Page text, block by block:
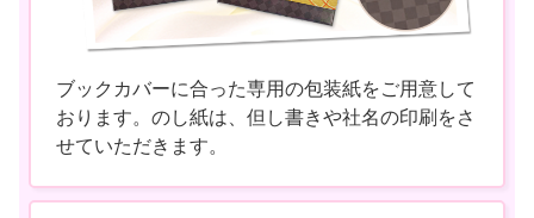
ブックカバーに合った専用の包装紙をご用意して
おります。のし紙は、但し書きや社名の印刷をさ
せていただきます。